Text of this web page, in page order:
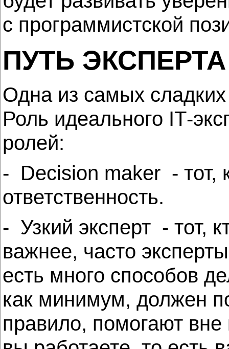
с программистской
ПУТЬ ЭКСПЕРТА
Одна из самых сладких
Роль идеального IТ-
ролей:
- Decision maker - тот,
ответственность.
- Узкий эксперт - тот,
важнее, часто
есть много способов
как минимум, должен
правило, помогают